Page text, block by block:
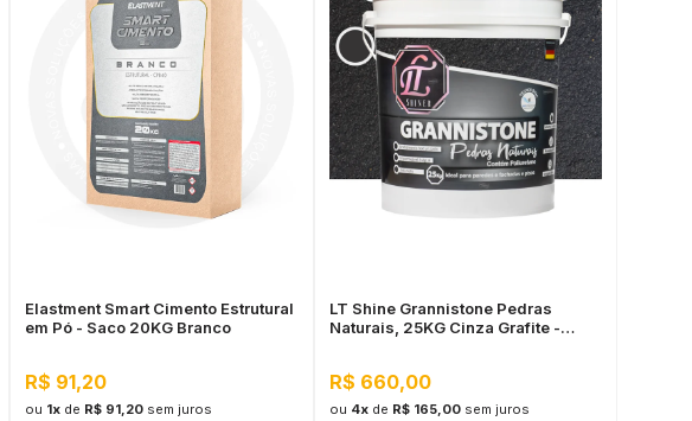
Elastment Smart Cimento Estrutural
em Pó - Saco 20KG Branco
R$ 91,20
ou 1x de R$ 91,20 sem juros
LT Shine Grannistone Pedras
Naturais, 25KG Cinza Grafite -
R$ 660,00
ou 4xde R$ 165,00 sem juros